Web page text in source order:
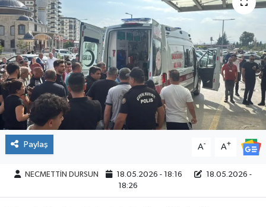
Paylaş A- A+
NECMETTİN DURSUN 18.05.2026 - 18:16
18.05.2026 -
18:26